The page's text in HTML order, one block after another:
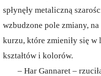
spłynęły metaliczną
wzbudzone pole zmiany,
kurzu, które zmieniły się w
kształtów i kolorów.
– Har Gannaret –